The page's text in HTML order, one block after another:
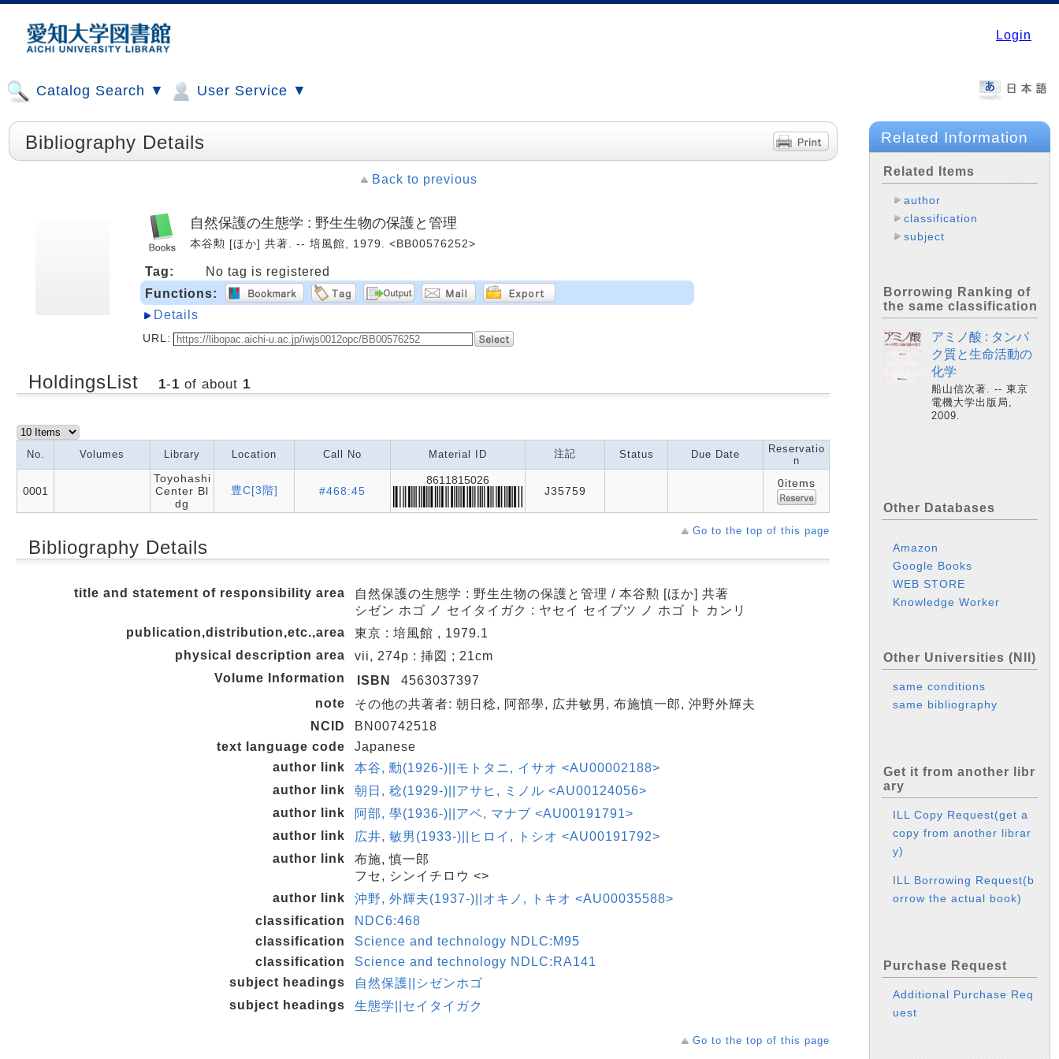
Login
Catalog Search ▼ User Service ▼
Bibliography Details
Back to previous
自然保護の生態学 : 野生生物の保護と管理
本谷勲 [ほか] 共著. -- 培風館, 1979. <BB00576252>
Tag:
No tag is registered
Functions:
Details
URL:
HoldingsList 1-1 of about 1
No. Volumes Library Location Call No Material ID 注記 Status Due Date
Reservatio
n
0001
Toyohashi
Center Bl
dg
豊C[3階] #468:45
8611815026
J35759
0items
Go to the top of this page
Bibliography Details
title and statement of responsibility area
自然保護の生態学 : 野生生物の保護と管理 / 本谷勲 [ほか] 共著
シゼン ホゴ ノ セイタイガク : ヤセイ セイブツ ノ ホゴ ト カンリ
publication,distribution,etc.,area
東京 : 培風館 , 1979.1
physical description area
vii, 274p : 挿図 ; 21cm
Volume Information
ISBN
4563037397
note
その他の共著者: 朝日稔, 阿部學, 広井敏男, 布施慎一郎, 沖野外輝夫
NCID
BN00742518
text language code
Japanese
author link
本谷, 勳(1926-)||モトタニ, イサオ <AU00002188>
author link
朝日, 稔(1929-)||アサヒ, ミノル <AU00124056>
author link
阿部, 學(1936-)||アベ, マナブ <AU00191791>
author link
広井, 敏男(1933-)||ヒロイ, トシオ <AU00191792>
author link
布施, 慎一郎
フセ, シンイチロウ <>
author link
沖野, 外輝夫(1937-)||オキノ, トキオ <AU00035588>
classification
NDC6:468
classification
Science and technology NDLC:M95
classification
Science and technology NDLC:RA141
subject headings
自然保護||シゼンホゴ
subject headings
生態学||セイタイガク
Go to the top of this page
Related Information
Related Items
author
classification
subject
Borrowing Ranking of
the same classification
アミノ酸 : タンパ
ク質と生命活動の
化学
船山信次著. -- 東京
電機大学出版局,
2009.
Other Databases
Amazon
Google Books
WEB STORE
Knowledge Worker
Other Universities (NII)
same conditions
same bibliography
Get it from another libr
ary
ILL Copy Request(get a
copy from another librar
y)
ILL Borrowing Request(b
orrow the actual book)
Purchase Request
Additional Purchase Req
uest